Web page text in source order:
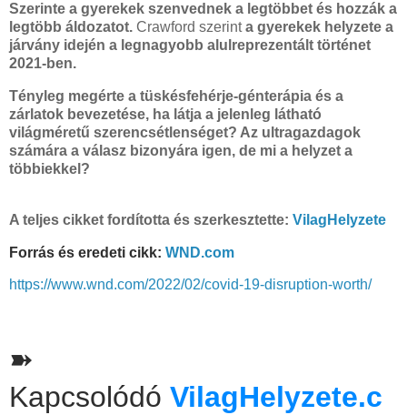
Szerinte a gyerekek szenvednek a legtöbbet és hozzák a
legtöbb áldozatot. Crawford szerinta gyerekek helyzete a
járvány idején a legnagyobb alulreprezentált történet
2021-ben.
Tényleg megérte a tüskésfehérje-génterápia és a
zárlatok bevezetése, ha látja a jelenleg látható
világméretű szerencsétlenséget? Az ultragazdagok
számára a válasz bizonyára igen, de mi a helyzet a
többiekkel?
A teljes cikket fordította és szerkesztette: VilagHelyzete
Forrás és eredeti cikk: WND.com
https://www.wnd.com/2022/02/covid-19-disruption-worth/
➽
Kapcsolódó VilagHelyzete.c